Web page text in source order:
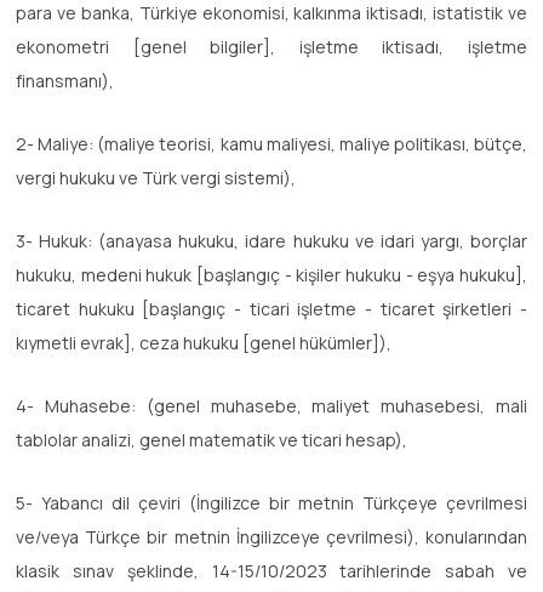
para ve banka, Türkiye ekonomisi, kalkınma iktisadı, istatistik ve
ekonometri [genel bilgiler], işletme iktisadı, işletme
finansmanı),
2- Maliye: (maliye teorisi, kamu maliyesi, maliye politikası, bütçe,
vergi hukuku ve Türk vergi sistemi),
3- Hukuk: (anayasa hukuku, idare hukuku ve idari yargı, borçlar
hukuku, medeni hukuk [başlangıç - kişiler hukuku - eşya hukuku],
ticaret hukuku [başlangıç - ticari işletme - ticaret şirketleri -
kıymetli evrak], ceza hukuku [genel hükümler]),
4- Muhasebe: (genel muhasebe, maliyet muhasebesi, mali
tablolar analizi, genel matematik ve ticari hesap),
5- Yabancı dil çeviri (İngilizce bir metnin Türkçeye çevrilmesi
ve/veya Türkçe bir metnin İngilizceye çevrilmesi), konularından
klasik sınav şeklinde, 14-15/10/2023 tarihlerinde sabah ve